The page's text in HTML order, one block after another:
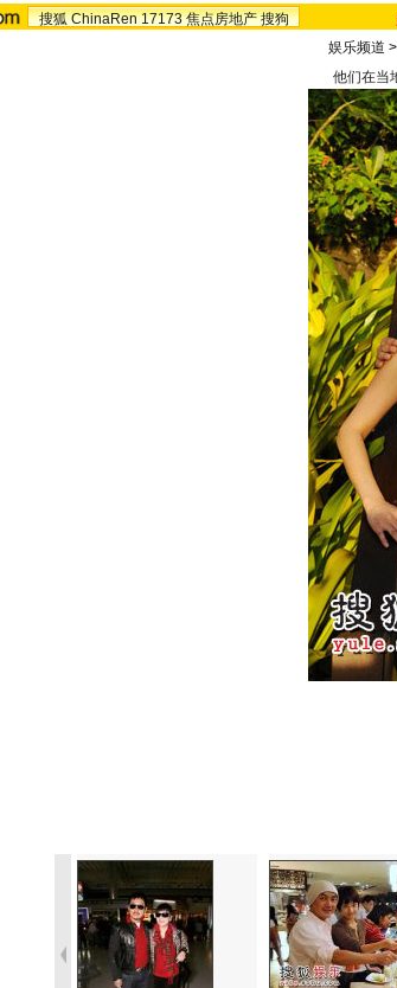
搜狐 ChinaRen 17173 焦点房地产 搜狗
娱乐频道 >
他们在当